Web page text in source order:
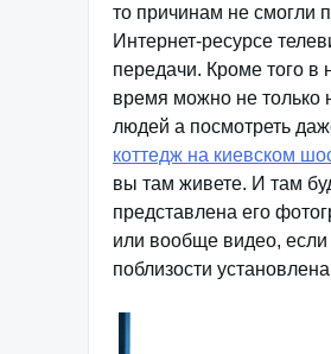
то причинам не смогли
Интернет-ресурсе
передачи. Кроме того в
время можно не только
людей а посмотреть
коттедж на киевском
вы там живете. И там
представлена его
или вообще видео, если
поблизости